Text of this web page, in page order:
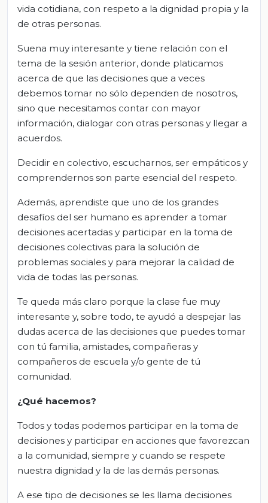
vida cotidiana, con respeto a la dignidad propia y la
de otras personas.
Suena muy interesante y tiene relación con el
tema de la sesión anterior, donde platicamos
acerca de que las decisiones que a veces
debemos tomar no sólo dependen de nosotros,
sino que necesitamos contar con mayor
información, dialogar con otras personas y llegar a
acuerdos.
Decidir en colectivo, escucharnos, ser empáticos y
comprendernos son parte esencial del respeto.
Además, aprendiste que uno de los grandes
desafíos del ser humano es aprender a tomar
decisiones acertadas y participar en la toma de
decisiones colectivas para la solución de
problemas sociales y para mejorar la calidad de
vida de todas las personas.
Te queda más claro porque la clase fue muy
interesante y, sobre todo, te ayudó a despejar las
dudas acerca de las decisiones que puedes tomar
con tú familia, amistades, compañeras y
compañeros de escuela y/o gente de tú
comunidad.
¿Qué hacemos?
Todos y todas podemos participar en la toma de
decisiones y participar en acciones que favorezcan
a la comunidad, siempre y cuando se respete
nuestra dignidad y la de las demás personas.
A ese tipo de decisiones se les llama decisiones